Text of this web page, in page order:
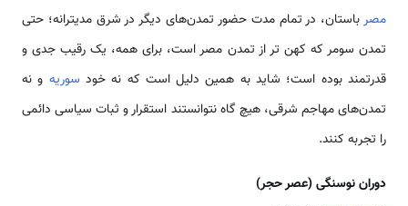
مصرباستان، در تمام مدت حضور تمدن‌های دیگر در شرق مدیترانه؛ حتی
تمدن سومر که کهن تر از تمدن مصر است، برای همه، یک رقیب جدی و
قدرتمند بوده است؛ شاید به همین دلیل است که نه خود سوریه و نه
تمدن‌های مهاجم شرقی، هیچ گاه نتوانستند استقرار و ثبات سیاسی دائمی
را تجربه کنند.
دوران نوسنگی (عصر حجر)